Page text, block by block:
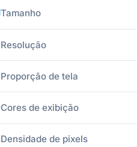
Tamanho
Resolução
Proporção de tela
Cores de exibição
Densidade de pixels